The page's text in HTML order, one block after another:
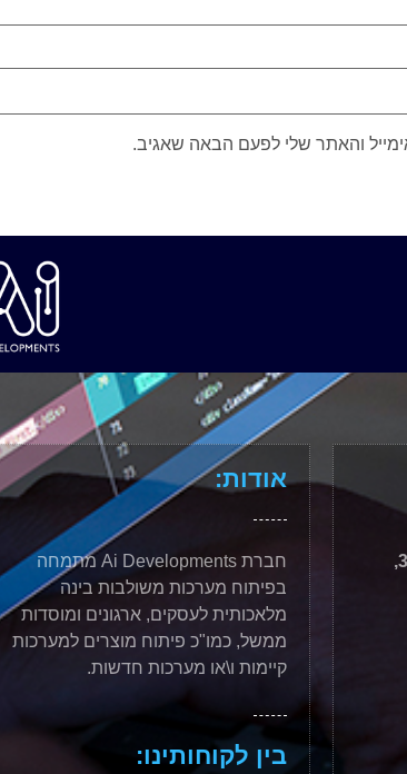
והאתר שלי לפעם הבאה שאגיב.
כתובת: שארית ישראל 37,
אודות:
חברת Ai Developments מתמחה
בפיתוח מערכות משולבות בינה
מלאכותית לעסקים, ארגונים ומוסדות
ממשל, כמו"כ פיתוח מוצרים למערכות
קיימות ו\או מערכות חדשות.
בין לקוחותינו: